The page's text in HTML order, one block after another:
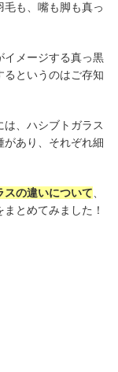
も、嘴も脚も真っ
イメージする真っ黒
るというのはご存知
、ハシブトガラス
があり、それぞれ細
スの違いについて
とめてみました！